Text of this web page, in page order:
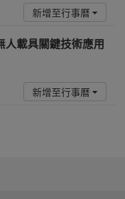
新增至行事曆
人載具關鍵技術應用
新增至行事曆